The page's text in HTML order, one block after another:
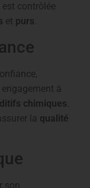
est contrôlée
et purs
à
chimiques
la qualité
son